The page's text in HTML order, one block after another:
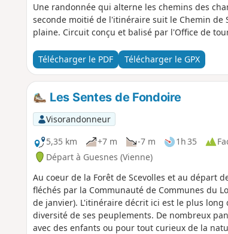
Une randonnée qui alterne les chemins des
seconde moitié de l'itinéraire suit le Chemin
plaine. Circuit conçu et balisé par l'Office de
Télécharger le PDF Télécharger le GPX
Les Sentes de Fondoire
Visorandonneur
5,35 km
+7 m -7 m 1h 35
Départ à Guesnes (Vienne)
Au coeur de la Forêt de Scevolles et au départ
fléchés par la Communauté de Communes du
de janvier). L'itinéraire décrit ici est le plus
diversité de ses peuplements. De nombreux
avec des enfants ou pour tout curieux de la